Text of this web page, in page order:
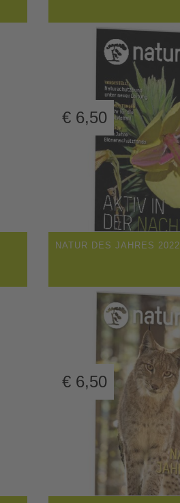
€ 6,50
NATUR DES JAHRES 2022
€ 6,50